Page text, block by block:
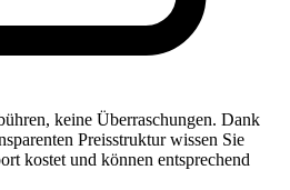
keine Überraschungen. Dank
Preisstruktur wissen Sie
kostet und können entsprechend